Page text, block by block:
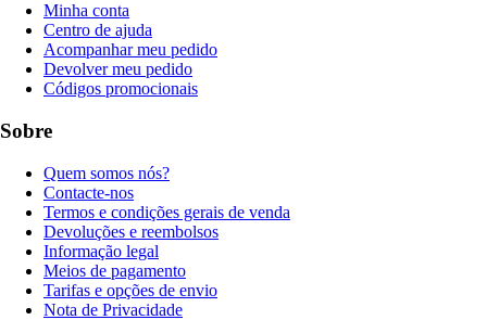
Minha conta
Centro de ajuda
Acompanhar meu pedido
Devolver meu pedido
Códigos promocionais
Sobre
Quem somos nós?
Contacte-nos
Termos e condições gerais de venda
Devoluções e reembolsos
Informação legal
Meios de pagamento
Tarifas e opções de envio
Nota de Privacidade